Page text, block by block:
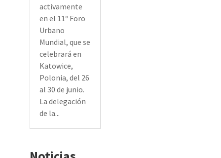
activamente
en el 11º Foro
Urbano
Mundial, que se
celebrará en
Katowice,
Polonia, del 26
al 30 de junio.
La delegación
de la...